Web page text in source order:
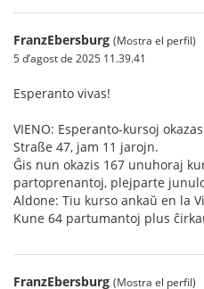
FranzEbersburg (Mostra el perfil)
5 d’agost de 2025 11.39.41
Esperanto vivas!
VIENO: Esperanto-kursoj
Straße 47, jam 11 jarojn.
Ĝis nun okazis 167 unuhoraj
partoprenantoj, plejparte
Aldone: Tiu kurso ankaŭ en la
Kune 64 partumantoj plus
FranzEbersburg (Mostra el perfil)